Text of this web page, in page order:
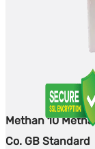
Methan 10
Co. GB Standard